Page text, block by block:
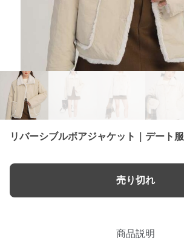
リバーシブルボアジャケット｜デート服
売り切れ
商品説明